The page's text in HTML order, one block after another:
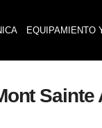
EQUIPAMIENTO